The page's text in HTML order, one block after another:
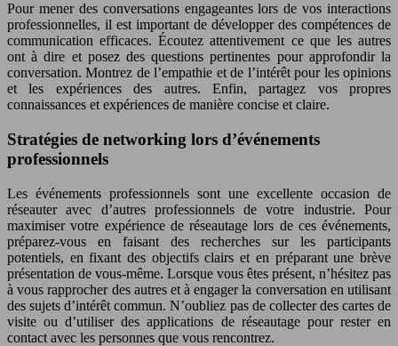
Pour mener des conversations engageantes lors de vos interactions
professionnelles, il est important de développer des compétences de
communication efficaces. Écoutez attentivement ce que les autres
ont à dire et posez des questions pertinentes pour approfondir la
conversation. Montrez de l’empathie et de l’intérêt pour les opinions
et les expériences des autres. Enfin, partagez vos propres
connaissances et expériences de manière concise et claire.
Stratégies de networking lors d’événements
professionnels
Les événements professionnels sont une excellente occasion de
réseauter avec d’autres professionnels de votre industrie. Pour
maximiser votre expérience de réseautage lors de ces événements,
préparez-vous en faisant des recherches sur les participants
potentiels, en fixant des objectifs clairs et en préparant une brève
présentation de vous-même. Lorsque vous êtes présent, n’hésitez pas
à vous rapprocher des autres et à engager la conversation en utilisant
des sujets d’intérêt commun. N’oubliez pas de collecter des cartes de
visite ou d’utiliser des applications de réseautage pour rester en
contact avec les personnes que vous rencontrez.